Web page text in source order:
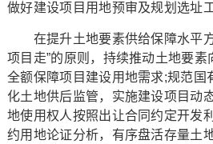
做好建设项目用地预审及规划选址工
在提升土地要素供给保障水平方
项目走”的原则，持续推动土地要素
全额保障项目建设用地需求;规范国
化土地供后监管，实施建设项目动
地使用权人按照出让合同约定开发
约用地论证分析，有序盘活存量土